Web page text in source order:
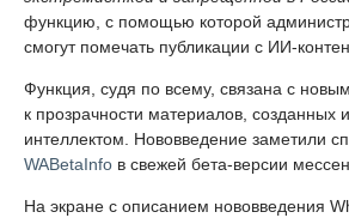
функцию, с помощью которой
смогут помечать публикации с ИИ-
Функция, судя по всему, связана с
к прозрачности материалов, созданных
интеллектом. Нововведение заметили
WABetaInfo в свежей бета-версии
На экране с описанием нововведения